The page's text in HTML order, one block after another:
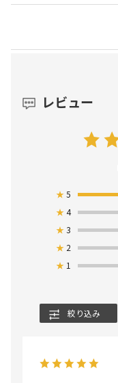
レビュー
★5
★4
★3
★ 2
★ 1
絞り込み